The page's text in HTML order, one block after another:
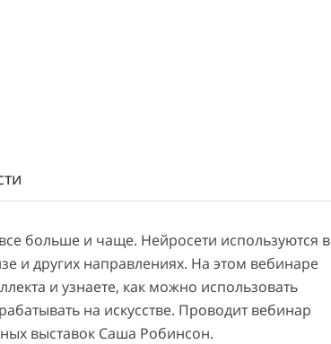
больше и чаще. Нейросети используются в
и других направлениях. На этом вебинаре
и узнаете, как можно использовать
на искусстве. Проводит вебинар
выставок Саша Робинсон.